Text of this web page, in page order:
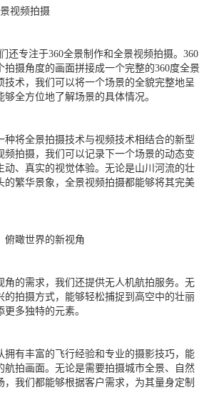
视频拍摄
还专注于360全景制作和全景视频拍摄。360
拍摄角度的画面拼接成一个完整的360度全景
技术，我们可以将一个场景的全貌完整地呈
全方位地了解场景的具体情况。
种将全景拍摄技术与视频技术相结合的新型
频拍摄，我们可以记录下一个场景的动态变
动、真实的视觉体验。无论是山川河流的壮
的繁华景象，全景视频拍摄都能够将其完美
俯瞰世界的新视角
角的需求，我们还提供无人机航拍服务。无
的拍摄方式，能够轻松捕捉到高空中的壮丽
多独特的元素。
拥有丰富的飞行经验和专业的摄影技巧，能
航拍画面。无论是需要拍摄城市全景、自然
，我们都能够根据客户需求，为其量身定制